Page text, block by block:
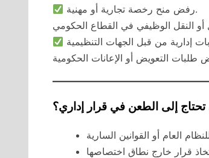
رفض منح رخصة تجارية أو مهنية.
تحتاج إلى الطعن في قرار إداري؟